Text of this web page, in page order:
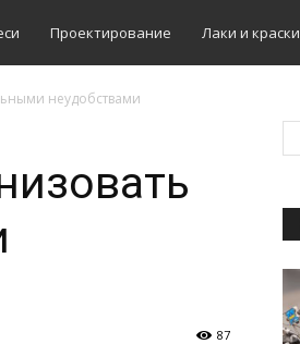
Проектирование Лаки и краски
неудобствами
87